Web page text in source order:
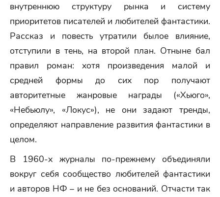
внутреннюю структуру рынка и систему
приоритетов писателей и любителей фантастики.
Рассказ и повесть утратили былое влияние,
отступили в тень, на второй план. Отныне бал
правил роман: хотя произведения малой и
средней формы до сих пор получают
авторитетные жанровые награды («Хьюго»,
«Небьюлу», «Локус»), не они задают тренды,
определяют направление развития фантастики в
целом.
В 1960-х журналы по-прежнему объединяли
вокруг себя сообщество любителей фантастики
и авторов НФ – и не без оснований. Отчасти так